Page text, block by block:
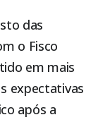
das
o Fisco
em mais
expectativas
após a